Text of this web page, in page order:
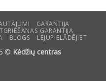
GARANTIJA
GARANTIJA
BLOGS LEJUPIELĀDĒJIET
© Kėdžių centras